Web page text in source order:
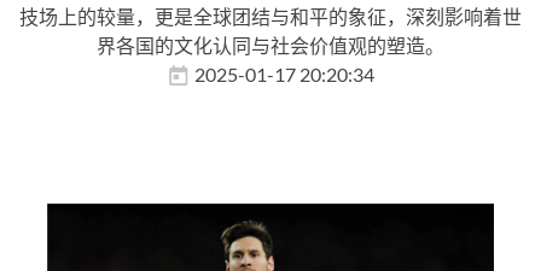
技场上的较量，更是全球团结与和平的象征，深刻影响着世
界各国的文化认同与社会价值观的塑造。
2025-01-17 20:20:34